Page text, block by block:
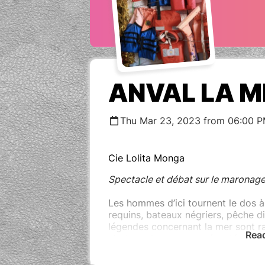
ANVAL LA
Thu Mar 23, 2023 from 06:00
Cie Lolita Monga
Spectacle et débat sur le
Les hommes d’ici tournent le dos
requins, bateaux négriers, pêche
légendes concernant la mer sont
c’est que la mer a représenté